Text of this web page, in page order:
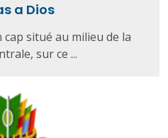
a Dios
cap situé au milieu de la
sur ce ...